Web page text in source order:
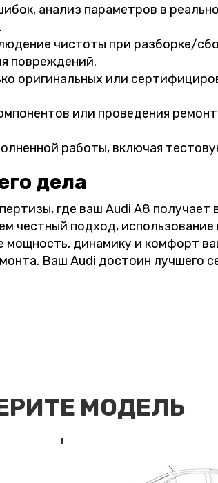
анализ параметров в
чистоты при разборке/
повреждений.
оригинальных или
или проведения
работы, включая
дела
где ваш Audi A8
честный подход, использование
динамику и комфорт
Ваш Audi достоин лучшего
МОДЕЛЬ